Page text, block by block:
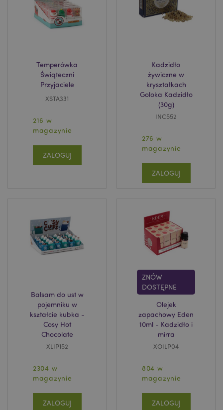
Temperówka
Świąteczni
Przyjaciele
XSTA331
216 w
magazynie
ZALOGUJ
Kadzidło
żywiczne w
kryształkach
Goloka Kadzidło
(30g)
INC552
276 w
magazynie
ZALOGUJ
Balsam do ust w
pojemniku w
kształcie kubka -
Cosy Hot
Chocolate
XLIP152
2304 w
magazynie
ZALOGUJ
ZNÓW
DOSTĘPNE
Olejek
zapachowy Eden
10ml - Kadzidło i
mirra
XOILP04
804 w
magazynie
ZALOGUJ